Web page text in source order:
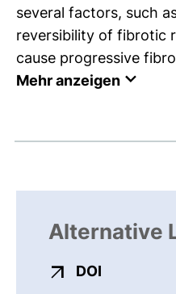
several factors, such
reversibility of fibrotic
cause progressive
Mehr anzeigen
Alternative
DOI